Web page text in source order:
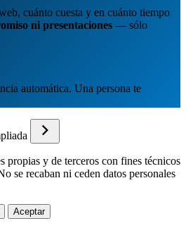
cuánto cuesta y en cuánto tiempo
ni presentaciones — sólo
automática. Una persona te
propias y de terceros con fines técnicos
se recaban ni ceden datos personales
Aceptar